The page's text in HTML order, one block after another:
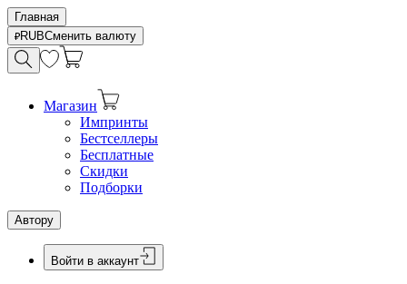
Главная
RUBСменить валюту
Магазин
Импринты
Бестселлеры
Бесплатные
Скидки
Подборки
Автору
Войти в аккаунт